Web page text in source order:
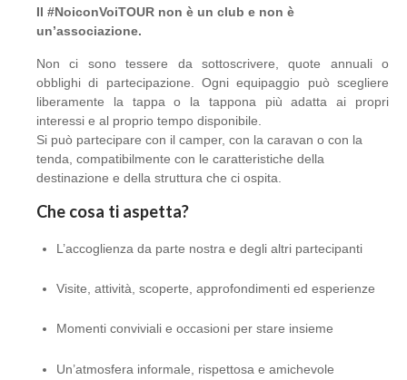
Il #NoiconVoiTOUR non è un club e non è
un’associazione.
Non ci sono tessere da sottoscrivere, quote annuali o
obblighi di partecipazione. Ogni equipaggio può scegliere
liberamente la tappa o la tappona più adatta ai propri
interessi e al proprio tempo disponibile.
Si può partecipare con il camper, con la caravan o con la
tenda, compatibilmente con le caratteristiche della
destinazione e della struttura che ci ospita.
Che cosa ti aspetta?
L’accoglienza da parte nostra e degli altri partecipanti
Visite, attività, scoperte, approfondimenti ed esperienze
Momenti conviviali e occasioni per stare insieme
Un’atmosfera informale, rispettosa e amichevole